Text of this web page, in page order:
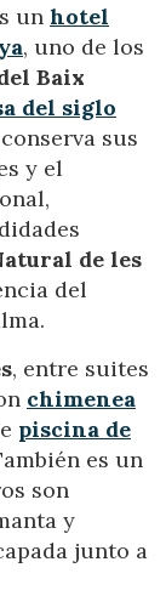
un hotel
, uno de los
Baix
del siglo
sus
y el
de les
del
, entre suites
chimenea
piscina de
es un
son
y
junto a